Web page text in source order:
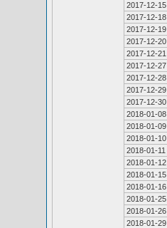
2017-12-15
2017-12-18
2017-12-19
2017-12-20
2017-12-21
2017-12-27
2017-12-28
2017-12-29
2017-12-30
2018-01-08
2018-01-09
2018-01-10
2018-01-11
2018-01-12
2018-01-15
2018-01-16
2018-01-25
2018-01-26
2018-01-29